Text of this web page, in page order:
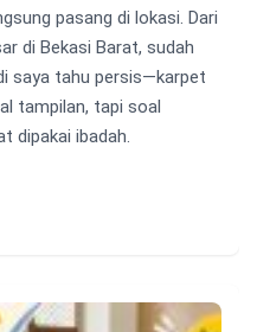
pasang di lokasi. Dari
di Bekasi Barat, sudah
saya tahu persis—karpet
tampilan, tapi soal
dipakai ibadah.